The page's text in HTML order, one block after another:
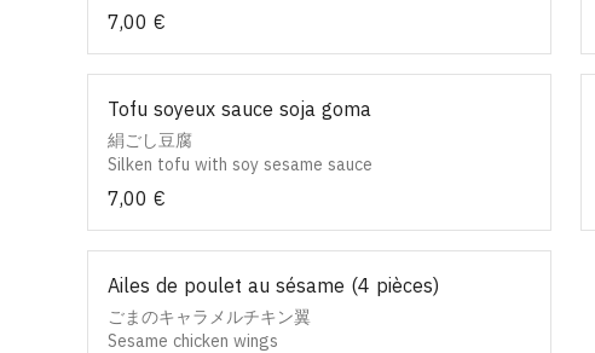
7,00 €
Tofu soyeux sauce soja goma
絹ごし豆腐
Silken tofu with soy sesame sauce
7,00 €
Ailes de poulet au sésame (4 pièces)
ごまのキャラメルチキン翼
Sesame chicken wings